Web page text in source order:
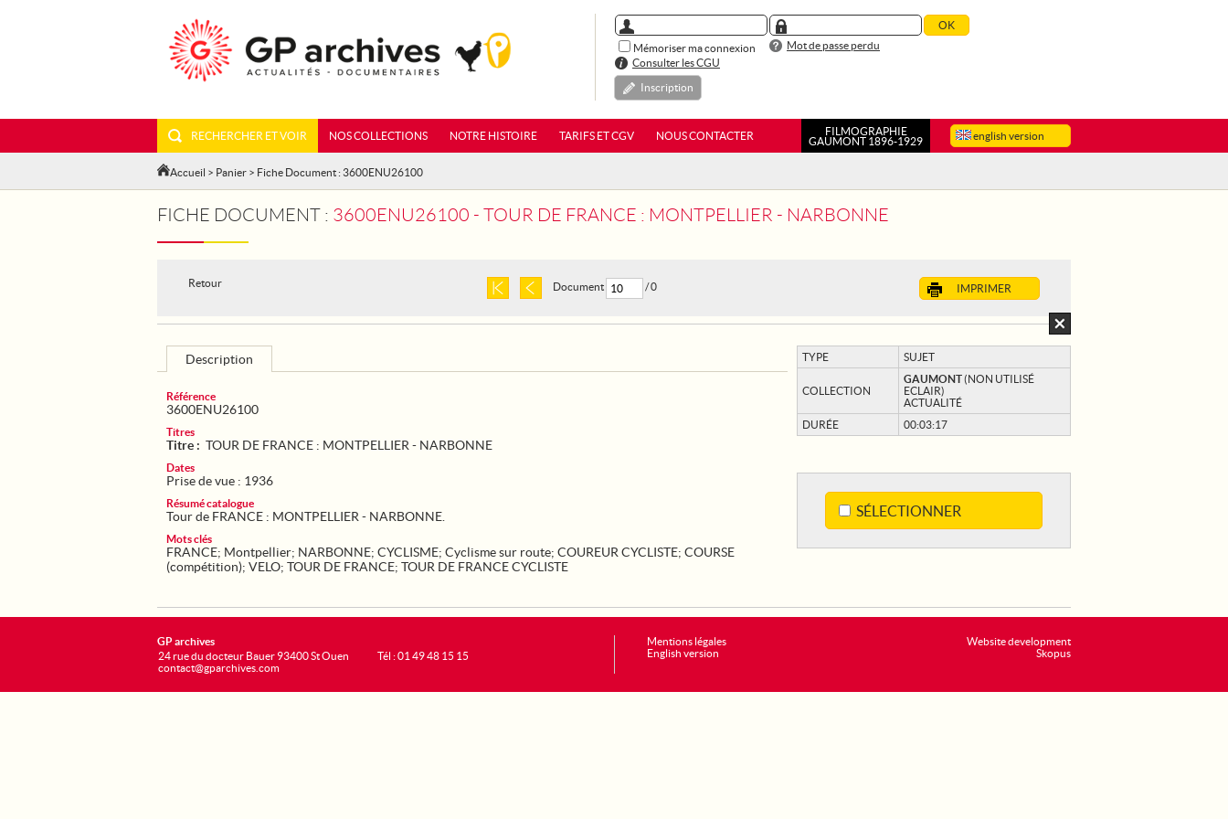
Mémoriser ma connexion
Mot de passe perdu
Consulter les CGU
Inscription
english version
RECHERCHER ET VOIR NOS COLLECTIONS NOTRE HISTOIRE TARIFS ET CGV NOUS CONTACTER
FILMOGRAPHIE
GAUMONT 1896-1929
Accueil > Panier > Fiche Document : 3600ENU26100
FICHE DOCUMENT : 3600ENU26100 - TOUR DE FRANCE : MONTPELLIER - NARBONNE
Retour IMPRIMER
Document / 0
TYPE SUJET
COLLECTION
GAUMONT(NON UTILISÉ
ECLAIR)
ACTUALITÉ
DURÉE
00:03:17
SÉLECTIONNER
Description
Référence
3600ENU26100
Titres
Titre : TOUR DE FRANCE : MONTPELLIER - NARBONNE
Dates
Prise de vue : 1936
Résumé catalogue
Tour de FRANCE : MONTPELLIER - NARBONNE.
Mots clés
FRANCE; Montpellier; NARBONNE; CYCLISME; Cyclisme sur route; COUREUR CYCLISTE; COURSE
(compétition); VELO; TOUR DE FRANCE; TOUR DE FRANCE CYCLISTE
Website development
Skopus
GP archives
24 rue du docteur Bauer 93400 St Ouen
contact@gparchives.com
Tél : 01 49 48 15 15
Mentions légales
English version